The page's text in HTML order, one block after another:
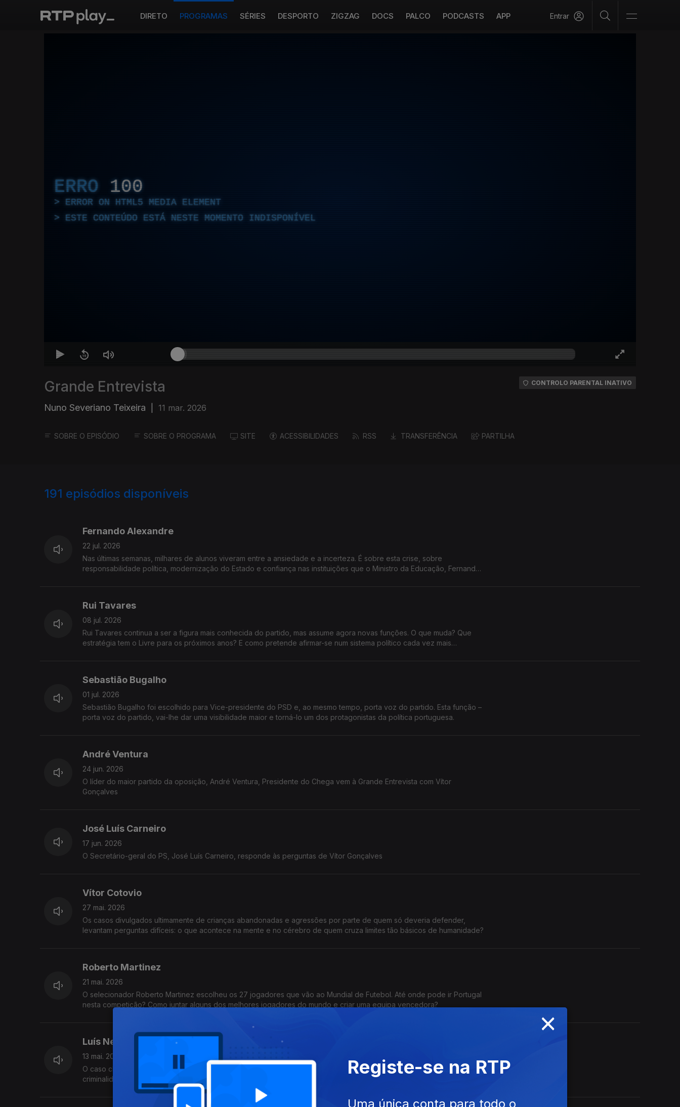
DIRETO PROGRAMAS SÉRIES DESPORTO ZIGZAG DOCS PALCO PODCASTS APP Entrar
ERRO 100
ERROR ON HTML5 MEDIA ELEMENT
ESTE CONTEÚDO ESTÁ NESTE MOMENTO INDISPONÍVEL
Grande Entrevista
Nuno Severiano Teixeira 11 mar. 2026
CONTROLO PARENTAL INATIVO
SOBRE O EPISÓDIO SOBRE O PROGRAMA SITE ACESSIBILIDADES RSS TRANSFERÊNCIA PARTILHA
191 episódios disponíveis
Fernando Alexandre
22 jul. 2026
Nas últimas semanas, milhares de alunos viveram entre a ansiedade e a incerteza. É sobre esta crise, sobre
responsabilidade política, modernização do Estado e confiança nas instituições que o Ministro da Educação, Fernando
Rui Tavares
08 jul. 2026
Rui Tavares continua a ser a figura mais conhecida do partido, mas assume agora novas funções. O que muda? Que
estratégia tem o Livre para os próximos anos? E como pretende afirmar-se num sistema político cada vez mais
Sebastião Bugalho
01 jul. 2026
Sebastião Bugalho foi escolhido para Vice-presidente do PSD e, ao mesmo tempo, porta voz do partido. Esta função –
porta voz do partido, vai-lhe dar uma visibilidade maior e torná-lo um dos protagonistas da política portuguesa.
André Ventura
24 jun. 2026
O líder do maior partido da oposição, André Ventura, Presidente do Chega vem à Grande Entrevista com Vítor
Gonçalves
José Luís Carneiro
17 jun. 2026
O Secretário-geral do PS, José Luís Carneiro, responde às perguntas de Vítor Gonçalves
Vítor Cotovio
27 mai. 2026
Os casos divulgados ultimamente de crianças abandonadas e agressões por parte de quem só deveria defender,
levantam perguntas difíceis: o que acontece na mente e no cérebro de quem cruza limites tão básicos de humanidade?
Roberto Martinez
21 mai. 2026
O selecionador Roberto Martinez escolheu os 27 jogadores que vão ao Mundial de Futebol. Até onde pode ir Portugal
nesta competição? Como juntar alguns dos melhores jogadores do mundo e criar uma equipa vencedora?
Luís Neves
13 mai. 2026
O caso chocante dos polícias detidos no Largo do Rato; a preparação para o período dos incêndios; a segurança e a
criminalidade no país. Temas para a entrevista ao Ministro da Administração Interna, Luís Neves, na Grande Entrevista
com Vitor Gonçalves.
×
Registe-se na RTP
Uma única conta para todo o